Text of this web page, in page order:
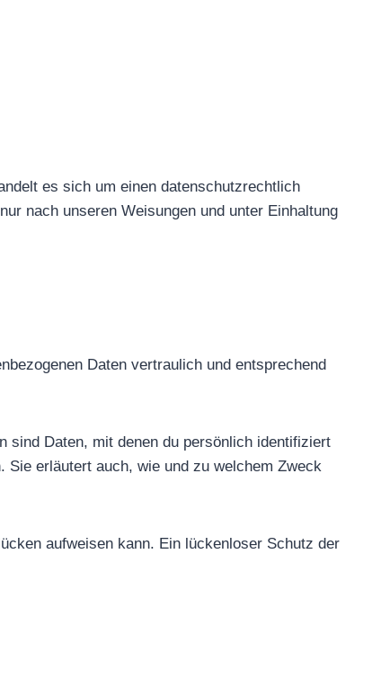
es sich um einen datenschutzrechtlich
nach unseren Weisungen und unter Einhaltung
Daten vertraulich und entsprechend
sind Daten, mit denen du persönlich identifiziert
erläutert auch, wie und zu welchem Zweck
aufweisen kann. Ein lückenloser Schutz der